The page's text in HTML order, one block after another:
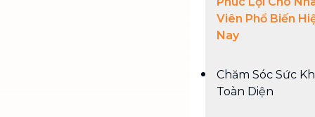
Viên Phổ Biến
Nay
Chăm Sóc Sức
Toàn Diện